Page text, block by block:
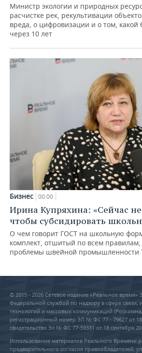
Министр экологии и природных
расчистке рек, рекультивации
вреда, о цифровизации и о том, какой
через 10 лет
Бизнес 00:00
Ирина Купряхина: «Сейчас
чтобы субсидировать
О чем говорит ГОСТ на школьную
комплект, отшитый по всем
проблемы швейной промышленности
© 2015 - 2026 Сетевое издание «Реальное время»
Федеральной службой по надзору в сфере
технологий и массовых коммуникаций
регистрационный номер ЭЛ № ФС 77 - 79627 от 18
свидетельство Эл № ФС 77-59331 от 18 сентября
Использование материалов Реального Времени
предварительного согласия правообладателей,